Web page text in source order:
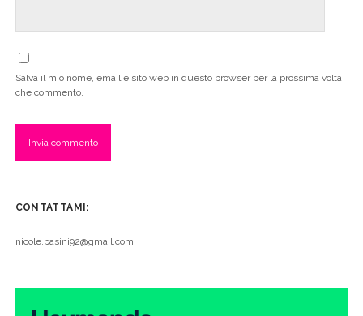
Salva il mio nome, email e sito web in questo browser per la prossima volta
che commento.
CONTATTAMI:
nicole.pasini92@gmail.com